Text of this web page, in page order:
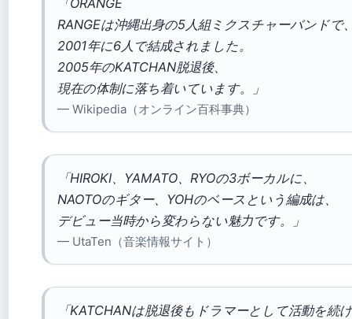
「ORANGE
RANGEは沖縄出身の5人組ミクスチャーバンドで
2001年に6人で結成されました。
2005年のKATCHAN脱退後、
現在の体制に落ち着いています。」
— Wikipedia（オンライン百科事典）
「HIROKI、YAMATO、RYOの3ボーカルに、
NAOTOのギター、YOHのベースという編成は、
デビュー当時から変わらない魅力です。」
— UtaTen（音楽情報サイト）
「KATCHANは脱退後もドラマーとして活動を続